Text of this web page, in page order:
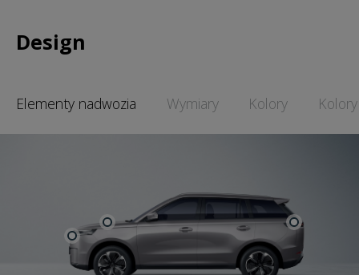
Design
Elementy nadwozia Wymiary Kolory